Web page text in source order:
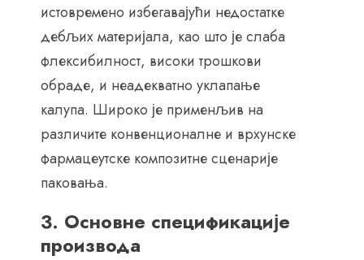
истовремено избегавајући недостатке
дебљих материјала, као што је слаба
флексибилност, високи трошкови
обраде, и неадекватно уклапање
калупа. Широко је применљив на
различите конвенционалне и врхунске
фармацеутске композитне сценарије
паковања.
3. Основне спецификације
производа